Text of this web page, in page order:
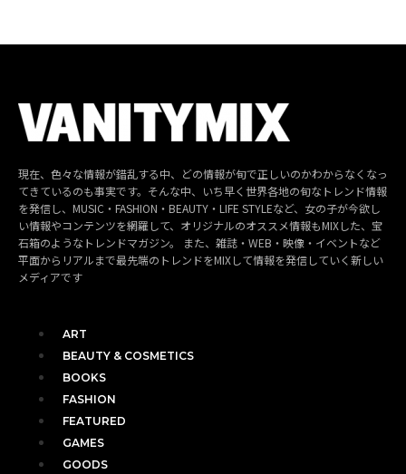
現在、色々な情報が錯乱する中、どの情報が旬で正しいのかわからなくなっ
てきているのも事実です。そんな中、いち早く世界各地の旬なトレンド情報
を発信し、MUSIC・FASHION・BEAUTY・LIFE STYLEなど、女の子が今欲し
い情報やコンテンツを網羅して、オリジナルのオススメ情報もMIXした、宝
石箱のようなトレンドマガジン。 また、雑誌・WEB・映像・イベントなど
平面からリアルまで最先端のトレンドをMIXして情報を発信していく新しい
メディアです
ART
BEAUTY & COSMETICS
BOOKS
FASHION
FEATURED
GAMES
GOODS